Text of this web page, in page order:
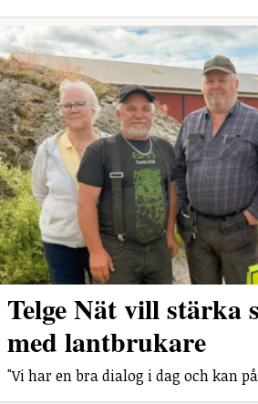
Telge Nät vill stärka
med lantbrukare
"Vi har en bra dialog i dag och kan